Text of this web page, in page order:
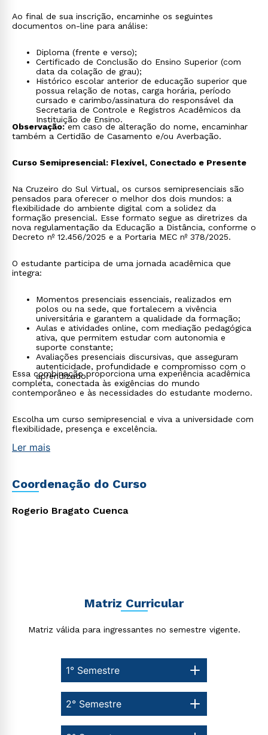
Ao final de sua inscrição, encaminhe os seguintes
documentos on-line para análise:
Diploma (frente e verso);
Certificado de Conclusão do Ensino Superior (com
data da colação de grau);
Histórico escolar anterior de educação superior que
possua relação de notas, carga horária, período
cursado e carimbo/assinatura do responsável da
Secretaria de Controle e Registros Acadêmicos da
Instituição de Ensino.
Observação:em caso de alteração do nome, encaminhar
também a Certidão de Casamento e/ou Averbação.
Curso Semipresencial: Flexível, Conectado e Presente
Na Cruzeiro do Sul Virtual, os cursos semipresenciais são
pensados para oferecer o melhor dos dois mundos: a
flexibilidade do ambiente digital com a solidez da
formação presencial. Esse formato segue as diretrizes da
nova regulamentação da Educação a Distância, conforme o
Decreto nº 12.456/2025 e a Portaria MEC nº 378/2025.
O estudante participa de uma jornada acadêmica que
integra:
Momentos presenciais essenciais, realizados em
polos ou na sede, que fortalecem a vivência
universitária e garantem a qualidade da formação;
Aulas e atividades online, com mediação pedagógica
ativa, que permitem estudar com autonomia e
suporte constante;
Avaliações presenciais discursivas, que asseguram
autenticidade, profundidade e compromisso com o
aprendizado.
Essa combinação proporciona uma experiência acadêmica
completa, conectada às exigências do mundo
contemporâneo e às necessidades do estudante moderno.
Escolha um curso semipresencial e viva a universidade com
flexibilidade, presença e excelência.
Ler mais
Coordenação do Curso
Rogerio Bragato Cuenca
Matriz Curricular
Matriz válida para ingressantes no semestre vigente.
1° Semestre
2° Semestre
Rápido e fácil
WhatsApp
ou